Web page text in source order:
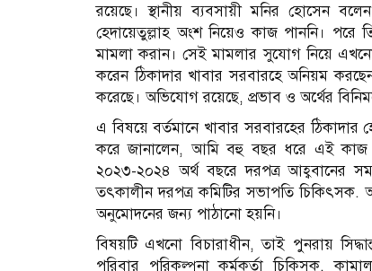
রয়েছে। স্থানীয় ব্যবসায়ী মনির হোসেন
হেদায়েতুল্লাহ অংশ নিয়েও কাজ পাননি। পরে
মামলা করান। সেই মামলার সুযোগ নিয়ে
করেন ঠিকাদার খাবার সরবারহে অনিয়ম
করেছে। অভিযোগ রয়েছে, প্রভাব ও অর্থের
এ বিষয়ে বর্তমানে খাবার সরবারহের ঠিকাদার
করে জানালেন, আমি বহু বছর ধরে এই কাজ
২০২৩-২০২৪ অর্থ বছরে দরপত্র আহ্ববানের
তৎকালীন দরপত্র কমিটির সভাপতি চিকিৎসক.
অনুমোদনের জন্য পাঠানো হয়নি।
বিষয়টি এখনো বিচারাধীন, তাই পুনরায়
পরিবার পরিকল্পনা কর্মকর্তা চিকিসক.